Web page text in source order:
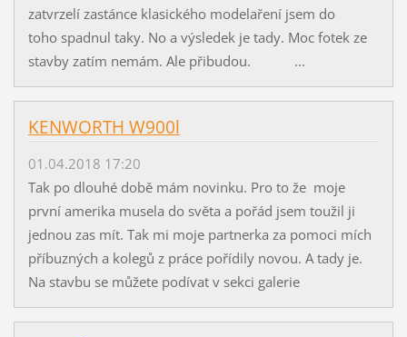
zatvrzelí zastánce klasického modelaření jsem do
toho spadnul taky. No a výsledek je tady. Moc fotek ze
stavby zatím nemám. Ale přibudou. ...
KENWORTH W900l
01.04.2018 17:20
Tak po dlouhé době mám novinku. Pro to že moje
první amerika musela do světa a pořád jsem toužil ji
jednou zas mít. Tak mi moje partnerka za pomoci mích
příbuzných a kolegů z práce pořídily novou. A tady je.
Na stavbu se můžete podívat v sekci galerie